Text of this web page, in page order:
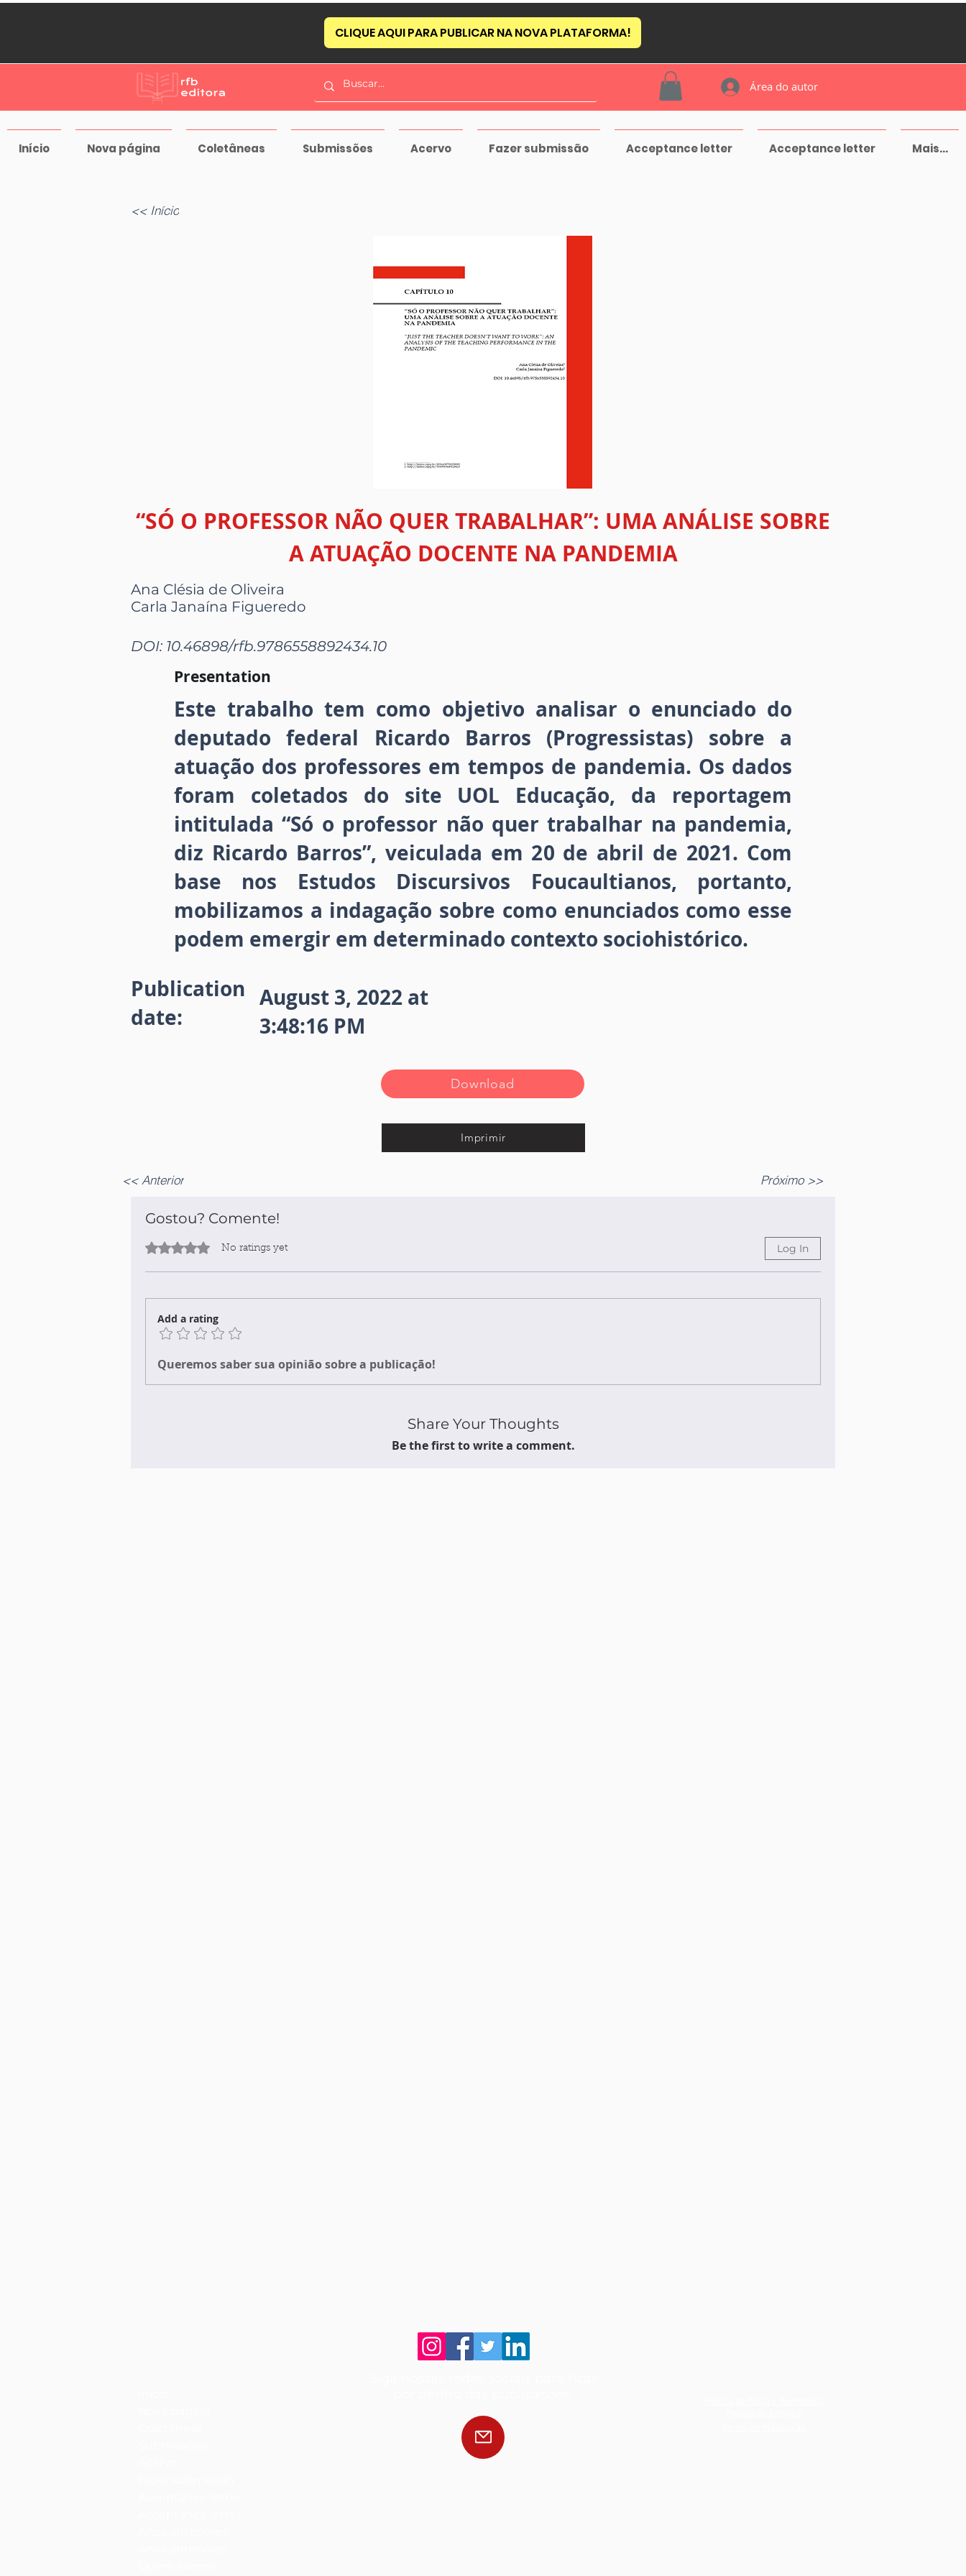
CLIQUE AQUI PARA PUBLICAR NA NOVA PLATAFORMA!
Área do autor
Início Nova página Coletâneas Submissões Acervo Fazer submissão Acceptance letter Acceptance letter Mais...
<< Início
“SÓ O PROFESSOR NÃO QUER TRABALHAR”: UMA ANÁLISE SOBRE
A ATUAÇÃO DOCENTE NA PANDEMIA
Ana Clésia de Oliveira
Carla Janaína Figueredo
DOI: 10.46898/rfb.9786558892434.10
Presentation
Este trabalho tem como objetivo analisar o enunciado do
deputado federal Ricardo Barros (Progressistas) sobre a
atuação dos professores em tempos de pandemia. Os dados
foram coletados do site UOL Educação, da reportagem
intitulada “Só o professor não quer trabalhar na pandemia,
diz Ricardo Barros”, veiculada em 20 de abril de 2021. Com
base nos Estudos Discursivos Foucaultianos, portanto,
mobilizamos a indagação sobre como enunciados como esse
podem emergir em determinado contexto sociohistórico.
Publication
date:
August 3, 2022 at
3:48:16 PM
Download
Imprimir
<< Anterior Próximo >>
Gostou? Comente!
Log In
Rated 0 out of 5 stars. No ratings yet
Add a rating
Queremos saber sua opinião sobre a publicação!
Share Your Thoughts
Be the first to write a comment.